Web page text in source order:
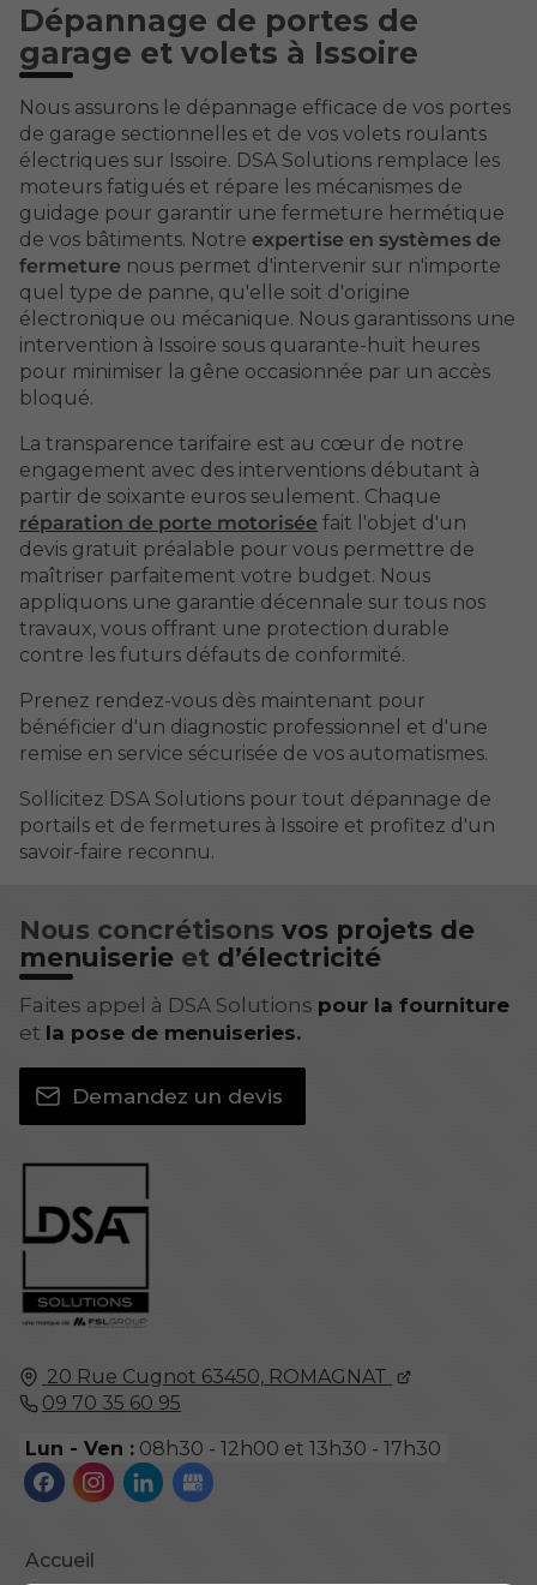
Dépannage de portes de
garage et volets à Issoire
Nous assurons le dépannage efficace de vos portes
de garage sectionnelles et de vos volets roulants
électriques sur Issoire. DSA Solutions remplace les
moteurs fatigués et répare les mécanismes de
guidage pour garantir une fermeture hermétique
de vos bâtiments. Notre expertise en systèmes de
fermeture nous permet d'intervenir sur n'importe
quel type de panne, qu'elle soit d'origine
électronique ou mécanique. Nous garantissons une
intervention à Issoire sous quarante-huit heures
pour minimiser la gêne occasionnée par un accès
bloqué.
La transparence tarifaire est au cœur de notre
engagement avec des interventions débutant à
partir de soixante euros seulement. Chaque
réparation de porte motorisée fait l'objet d'un
devis gratuit préalable pour vous permettre de
maîtriser parfaitement votre budget. Nous
appliquons une garantie décennale sur tous nos
travaux, vous offrant une protection durable
contre les futurs défauts de conformité.
Prenez rendez-vous dès maintenant pour
bénéficier d'un diagnostic professionnel et d'une
remise en service sécurisée de vos automatismes.
Sollicitez DSA Solutions pour tout dépannage de
portails et de fermetures à Issoire et profitez d'un
savoir-faire reconnu.
20 Rue Cugnot 63450, ROMAGNAT
09 70 35 60 95
Lun - Ven : 08h30 - 12h00 et 13h30 - 17h30
Accueil
Nous concrétisons vos projets de
menuiserie et d’électricité
Faites appel à DSA Solutions pour la fourniture
et la pose de menuiseries.
Demandez un devis